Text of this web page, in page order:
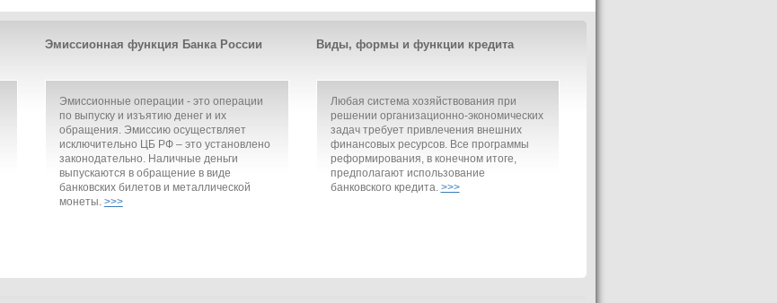
Эмиссионная функция Банка России
Эмиссионные операции - это операции
по выпуску и изъятию денег и их
обращения. Эмиссию осуществляет
исключительно ЦБ РФ – это установлено
законодательно. Наличные деньги
выпускаются в обращение в виде
банковских билетов и металлической
монеты. >>>
Виды, формы и функции кредита
Любая система хозяйствования при
решении организационно-экономических
задач требует привлечения внешних
финансовых ресурсов. Все программы
реформирования, в конечном итоге,
предполагают использование
банковского кредита. >>>